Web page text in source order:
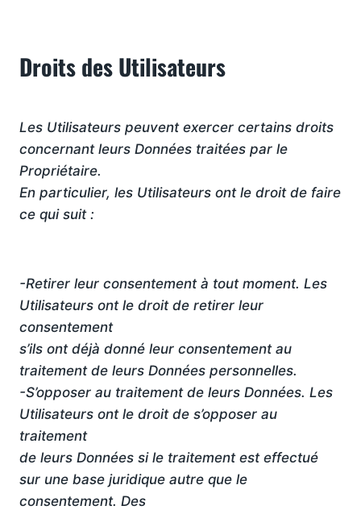
Droits des Utilisateurs
Les Utilisateurs peuvent exercer certains droits
concernant leurs Données traitées par le
Propriétaire.
En particulier, les Utilisateurs ont le droit de faire
ce qui suit :
-Retirer leur consentement à tout moment. Les
Utilisateurs ont le droit de retirer leur
consentement
s’ils ont déjà donné leur consentement au
traitement de leurs Données personnelles.
-S’opposer au traitement de leurs Données. Les
Utilisateurs ont le droit de s’opposer au
traitement
de leurs Données si le traitement est effectué
sur une base juridique autre que le
consentement. Des